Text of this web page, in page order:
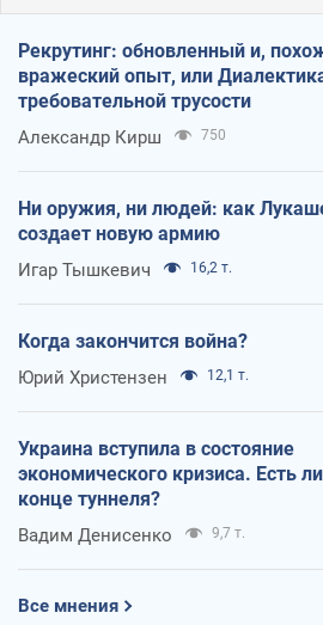
Рекрутинг: обновленный и,
вражеский опыт, или
требовательной трусости
Александр Кирш 750
Ни оружия, ни людей: как
создает новую армию
Игар Тышкевич 16,2 т.
Когда закончится война?
Юрий Христензен 12,1 т.
Украина вступила в состояние
экономического кризиса. Есть
конце туннеля?
Вадим Денисенко 9,7 т.
Все мнения